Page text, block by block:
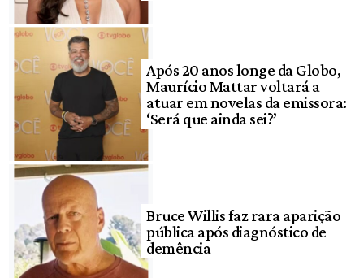
Após 20 anos longe da Globo,
Maurício Mattar voltará a
atuar em novelas da emissora:
‘Será que ainda sei?’
Bruce Willis faz rara aparição
pública após diagnóstico de
demência